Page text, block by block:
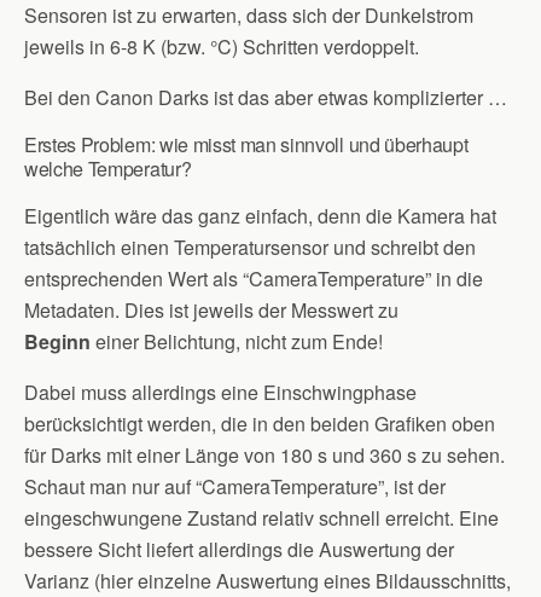
Sensoren ist zu erwarten, dass sich der Dunkelstrom
jeweils in 6-8 K (bzw. °C) Schritten verdoppelt.
Bei den Canon Darks ist das aber etwas komplizierter …
Erstes Problem: wie misst man sinnvoll und überhaupt
welche Temperatur?
Eigentlich wäre das ganz einfach, denn die Kamera hat
tatsächlich einen Temperatursensor und schreibt den
entsprechenden Wert als “CameraTemperature” in die
Metadaten. Dies ist jeweils der Messwert zu
Beginn einer Belichtung, nicht zum Ende!
Dabei muss allerdings eine Einschwingphase
berücksichtigt werden, die in den beiden Grafiken oben
für Darks mit einer Länge von 180 s und 360 s zu sehen.
Schaut man nur auf “CameraTemperature”, ist der
eingeschwungene Zustand relativ schnell erreicht. Eine
bessere Sicht liefert allerdings die Auswertung der
Varianz (hier einzelne Auswertung eines Bildausschnitts,